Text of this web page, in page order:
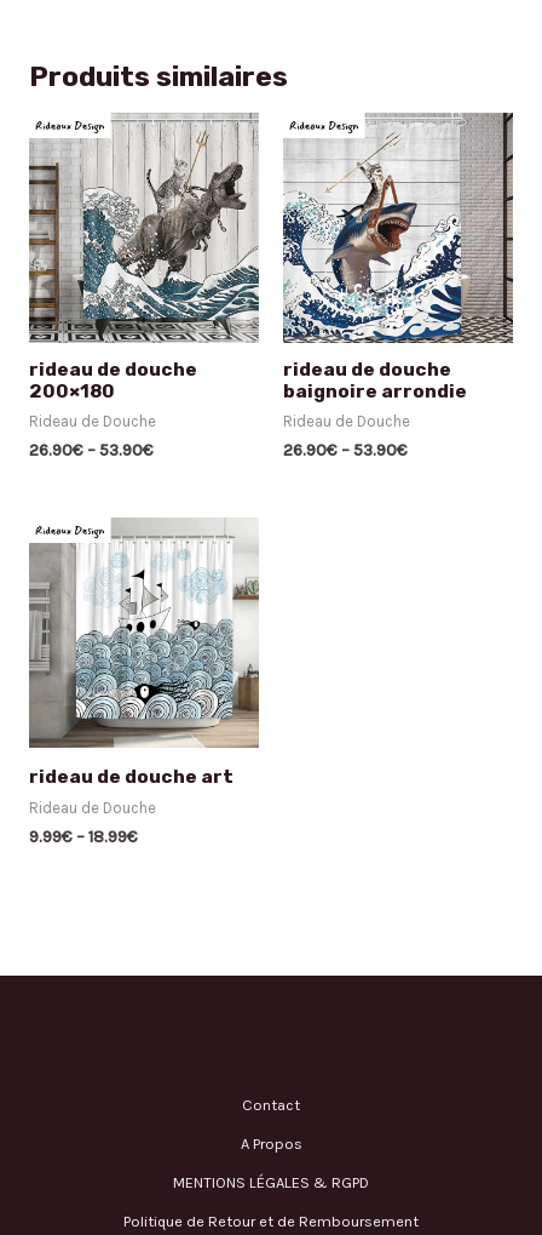
Produits similaires
rideau de douche
200×180
Rideau de Douche
26.90€–53.90€
rideau de douche
baignoire arrondie
Rideau de Douche
26.90€ –53.90€
rideau de douche art
Rideau de Douche
9.99€–18.99€
Contact
A Propos
MENTIONS LÉGALES & RGPD
Politique de Retour et de Remboursement